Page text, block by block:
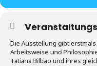
Die Ausstellung gibt
Arbeitsweise und
Tatiana Bilbao und ihres